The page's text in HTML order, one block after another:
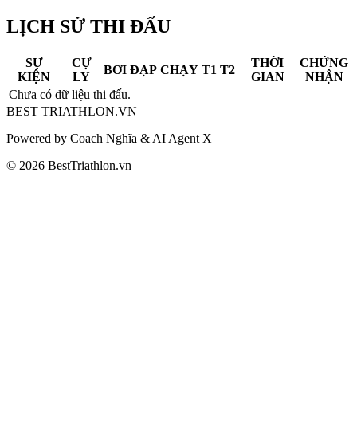
LỊCH SỬ THI ĐẤU
SỰ
KIỆN
CỰ
LY
BƠI ĐẠP CHẠY T1 T2
THỜI
GIAN
CHỨNG
NHẬN
Chưa có dữ liệu thi đấu.
BEST TRIATHLON.VN
Powered by Coach Nghĩa & AI Agent X
© 2026 BestTriathlon.vn